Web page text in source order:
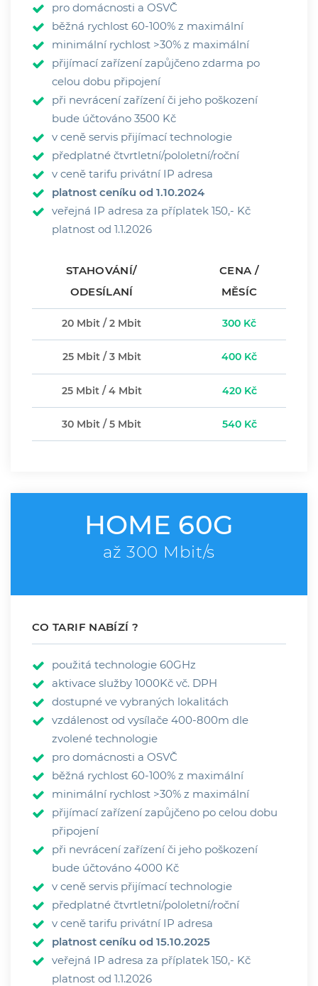
pro domácnosti a OSVČ
běžná rychlost 60-100% z maximální
minimální rychlost >30% z maximální
přijímací zařízení zapůjčeno zdarma po
celou dobu připojení
při nevrácení zařízení či jeho poškození
bude účtováno 3500 Kč
v ceně servis přijímací technologie
předplatné čtvrtletní/pololetní/roční
v ceně tarifu privátní IP adresa
platnost ceníku od 1.10.2024
veřejná IP adresa za příplatek 150,- Kč
platnost od 1.1.2026
STAHOVÁNÍ/
ODESÍLANÍ
CENA /
MĚSÍC
20 Mbit / 2 Mbit 300 Kč
25 Mbit / 3 Mbit 400 Kč
25 Mbit / 4 Mbit 420 Kč
30 Mbit / 5 Mbit 540 Kč
HOME 60G
až 300 Mbit/s
CO TARIF NABÍZÍ ?
použitá technologie 60GHz
aktivace služby 1000Kč vč. DPH
dostupné ve vybraných lokalitách
vzdálenost od vysílače 400-800m dle
zvolené technologie
pro domácnosti a OSVČ
běžná rychlost 60-100% z maximální
minimální rychlost >30% z maximální
přijímací zařízení zapůjčeno po celou dobu
připojení
při nevrácení zařízení či jeho poškození
bude účtováno 4000 Kč
v ceně servis přijímací technologie
předplatné čtvrtletní/pololetní/roční
v ceně tarifu privátní IP adresa
platnost ceníku od 15.10.2025
veřejná IP adresa za příplatek 150,- Kč
platnost od 1.1.2026